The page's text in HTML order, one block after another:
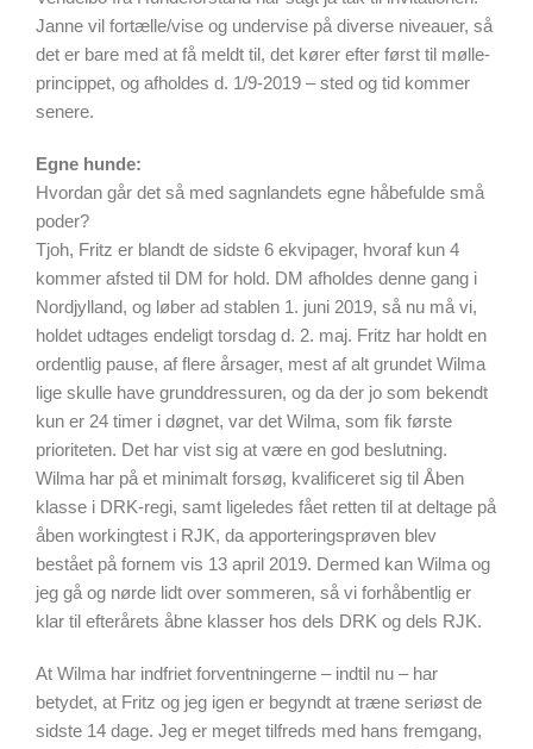
Janne vil fortælle/vise og undervise på diverse niveauer, så
det er bare med at få meldt til, det kører efter først til mølle-
princippet, og afholdes d. 1/9-2019 – sted og tid kommer
senere.
Egne hunde:
Hvordan går det så med sagnlandets egne håbefulde små
poder?
Tjoh, Fritz er blandt de sidste 6 ekvipager, hvoraf kun 4
kommer afsted til DM for hold. DM afholdes denne gang i
Nordjylland, og løber ad stablen 1. juni 2019, så nu må vi,
holdet udtages endeligt torsdag d. 2. maj. Fritz har holdt en
ordentlig pause, af flere årsager, mest af alt grundet Wilma
lige skulle have grunddressuren, og da der jo som bekendt
kun er 24 timer i døgnet, var det Wilma, som fik første
prioriteten. Det har vist sig at være en god beslutning.
Wilma har på et minimalt forsøg, kvalificeret sig til Åben
klasse i DRK-regi, samt ligeledes fået retten til at deltage på
åben workingtest i RJK, da apporteringsprøven blev
bestået på fornem vis 13 april 2019. Dermed kan Wilma og
jeg gå og nørde lidt over sommeren, så vi forhåbentlig er
klar til efterårets åbne klasser hos dels DRK og dels RJK.
At Wilma har indfriet forventningerne – indtil nu – har
betydet, at Fritz og jeg igen er begyndt at træne seriøst de
sidste 14 dage. Jeg er meget tilfreds med hans fremgang,